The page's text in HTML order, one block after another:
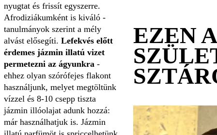
nyugtat és frissít egyszerre.
Afrodiziákumként is kiváló -
tanulmányok szerint a mély
alvást elősegíti. Lefekvés előtt
érdemes jázmin illatú vizet
permetezni az ágyunkra -
ehhez olyan szórófejes flakont
használjunk, melyet megtöltünk
vízzel és 8-10 csepp tiszta
jázmin illóolajat adunk hozzá:
már használhatjuk is. Jázmin
EZEN